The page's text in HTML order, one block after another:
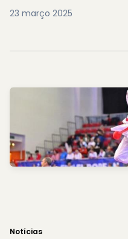
23 março 2025
Notícias